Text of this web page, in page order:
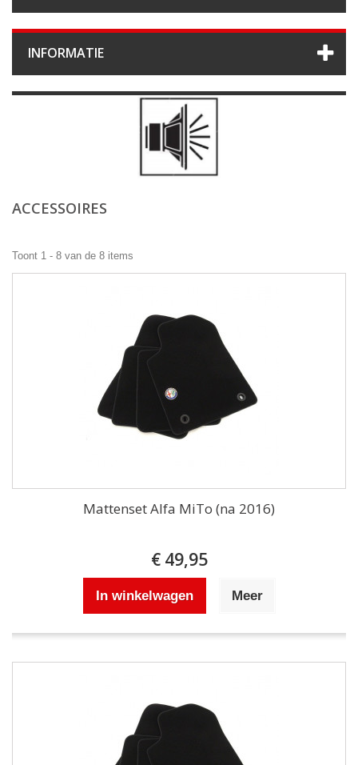
INFORMATIE
ACCESSOIRES
Toont 1 - 8 van de 8 items
Mattenset Alfa MiTo (na 2016)
€ 49,95
In winkelwagen Meer